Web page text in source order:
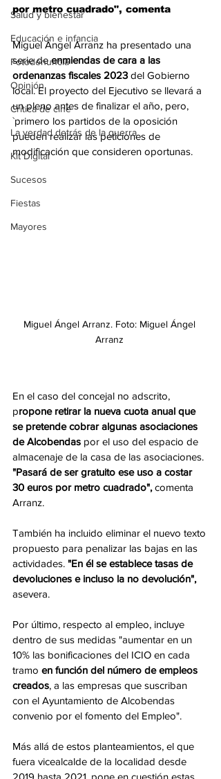
Salud y bienestar
Educación e infancia
Fotodenuncia
Opinión
Crítica de cine
La verdad detrás de la guerra
Kit Digital
Sucesos
Fiestas
Mayores
por metro cuadrado", comenta
Miguel Ángel Arranz ha presentado una
serie de enmiendas de cara a las
ordenanzas fiscales 2023 del Gobierno
local. El proyecto del Ejecutivo se llevará a
un pleno antes de finalizar el año, pero,
`primero los partidos de la oposición
pueden realizar las peticiones de
modificación que consideren oportunas.
Miguel Ángel Arranz. Foto: Miguel Ángel
Arranz
En el caso del concejal no adscrito,
propone retirar la nueva cuota anual que
se pretende cobrar algunas asociaciones
de Alcobendas por el uso del espacio de
almacenaje de la casa de las asociaciones.
"Pasará de ser gratuito ese uso a costar
30 euros por metro cuadrado", comenta
Arranz.
También ha incluido eliminar el nuevo texto
propuesto para penalizar las bajas en las
actividades. "En él se establece tasas de
devoluciones e incluso la no devolución",
asevera.
Por último, respecto al empleo, incluye
dentro de sus medidas "aumentar en un
10% las bonificaciones del ICIO en cada
tramo en función del número de empleos
creados, a las empresas que suscriban
con el Ayuntamiento de Alcobendas
convenio por el fomento del Empleo".
Más allá de estos planteamientos, el que
fuera vicealcalde de la localidad desde